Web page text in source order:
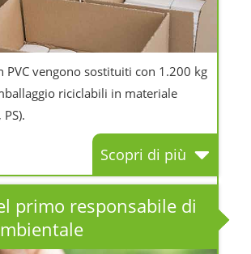
PVC vengono sostituiti con 1.200 kg
riciclabili in materiale
Scopri di più
primo responsabile di